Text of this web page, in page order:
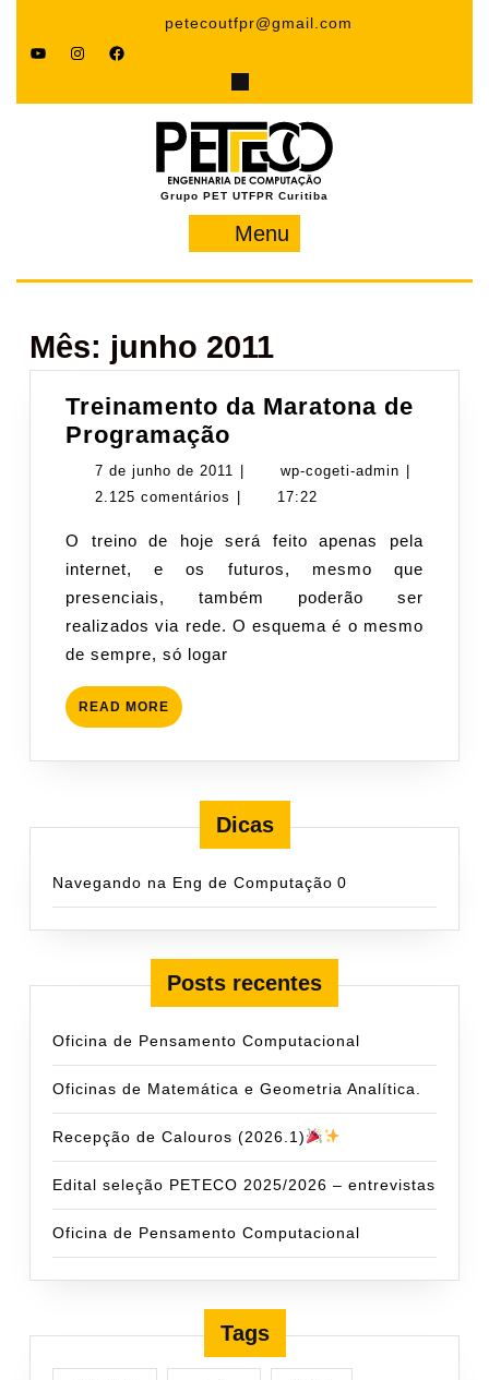
petecoutfpr@gmail.com
YouTubeInstagramFacebook
Grupo PET UTFPR Curitiba
Menu
Mês: junho 2011
Treinamento da Maratona de
Programação
da
Maratona
Programação
7 de junho de 2011
7
de
de
2011
wp-cogeti-admin wp-
2.125 comentários
17:22
O treino de hoje será feito apenas pela
internet, e os futuros, mesmo que
presenciais, também poderão ser
realizados via rede. O esquema é o mesmo
de sempre, só logar
READ MORE READ
MORE
Dicas
Navegando na Eng de Computação 0
Posts recentes
Oficina de Pensamento Computacional
Oficinas de Matemática e Geometria Analítica.
Recepção de Calouros (2026.1)
Edital seleção PETECO 2025/2026 – entrevistas
Oficina de Pensamento Computacional
Tags